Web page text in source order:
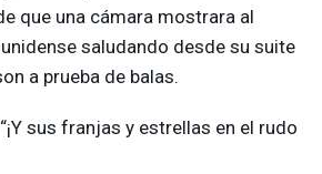
que una cámara mostrara al
saludando desde su suite
a prueba de balas.
sus franjas y estrellas en el rudo